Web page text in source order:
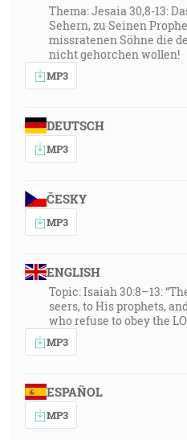
Thema: Jesaia 30,8-13:
Sehern, zu Seinen
missratenen Söhne die
nicht gehorchen wollen!
MP3
DEUTSCH
MP3
ČESKY
MP3
ENGLISH
Topic: Isaiah 30:8–13:
seers, to His prophets,
who refuse to obey the
MP3
ESPAÑOL
MP3